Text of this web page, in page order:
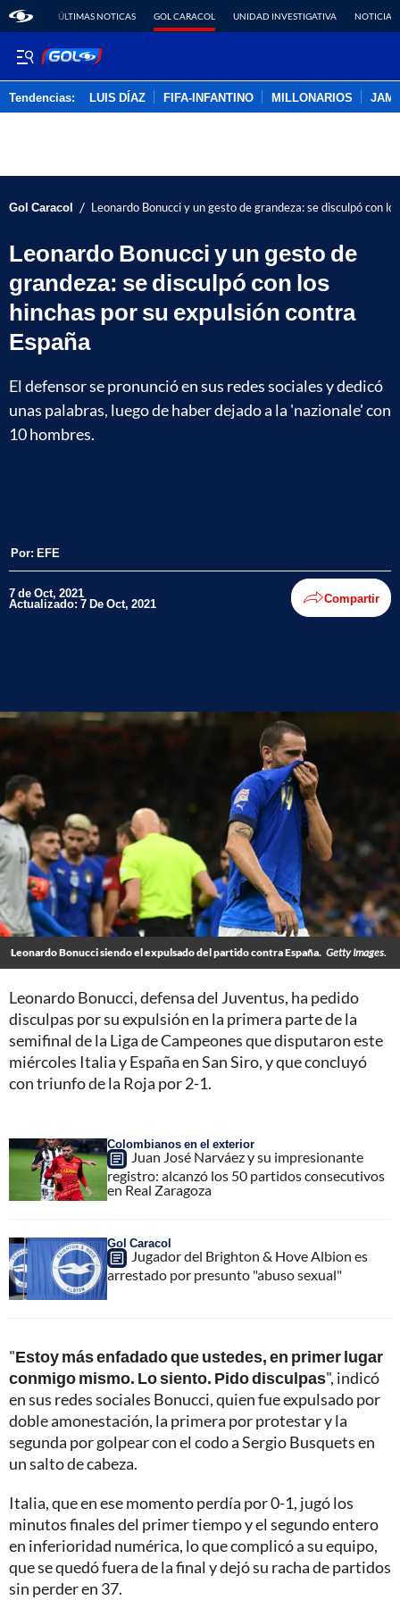
ÚLTIMAS NOTICAS GOL CARACOL UNIDAD INVESTIGATIVA NOTICIAS
Tendencias: LUIS DÍAZ FIFA-INFANTINO MILLONARIOS
Gol Caracol / Leonardo Bonucci y un gesto de grandeza: se disculpó con
Leonardo Bonucci y un gesto de
grandeza: se disculpó con los
hinchas por su expulsión contra
España
El defensor se pronunció en sus redes sociales y dedicó
unas palabras, luego de haber dejado a la 'nazionale' con
10 hombres.
Por: EFE
7 de Oct, 2021
Actualizado: 7 De Oct, 2021 Compartir
Leonardo Bonucci siendo el expulsado del partido contra España. Getty Images.
Leonardo Bonucci, defensa del Juventus, ha pedido
disculpas por su expulsión en la primera parte de la
semifinal de la Liga de Campeones que disputaron este
miércoles Italia y España en San Siro, y que concluyó
con triunfo de la Roja por 2-1.
Colombianos en el exterior
Juan José Narváez y su impresionante
registro: alcanzó los 50 partidos consecutivos
en Real Zaragoza
Gol Caracol
Jugador del Brighton & Hove Albion es
arrestado por presunto "abuso sexual"
"Estoy más enfadado que ustedes, en primer lugar
conmigo mismo. Lo siento. Pido disculpas", indicó
en sus redes sociales Bonucci, quien fue expulsado por
doble amonestación, la primera por protestar y la
segunda por golpear con el codo a Sergio Busquets en
un salto de cabeza.
Italia, que en ese momento perdía por 0-1, jugó los
minutos finales del primer tiempo y el segundo entero
en inferioridad numérica, lo que complicó a su equipo,
que se quedó fuera de la final y dejó su racha de partidos
sin perder en 37.